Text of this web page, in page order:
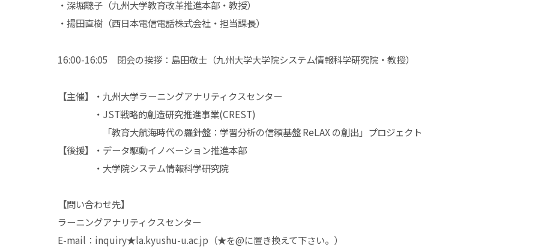
・深堀聰子（九州大学教育改革推進本部・教授）
・揚田直樹（西日本電信電話株式会社・担当課長）
16:00-16:05 閉会の挨拶：島田敬士（九州大学大学院システム情報科学研究院・教授）
【主催】・九州大学ラーニングアナリティクスセンター
・JST戦略的創造研究推進事業(CREST)
「教育大航海時代の羅針盤：学習分析の信頼基盤 ReLAX の創出」プロジェクト
【後援】・データ駆動イノベーション推進本部
・大学院システム情報科学研究院
【問い合わせ先】
ラーニングアナリティクスセンター
E-mail：inquiry★la.kyushu-u.ac.jp（★を@に置き換えて下さい。）